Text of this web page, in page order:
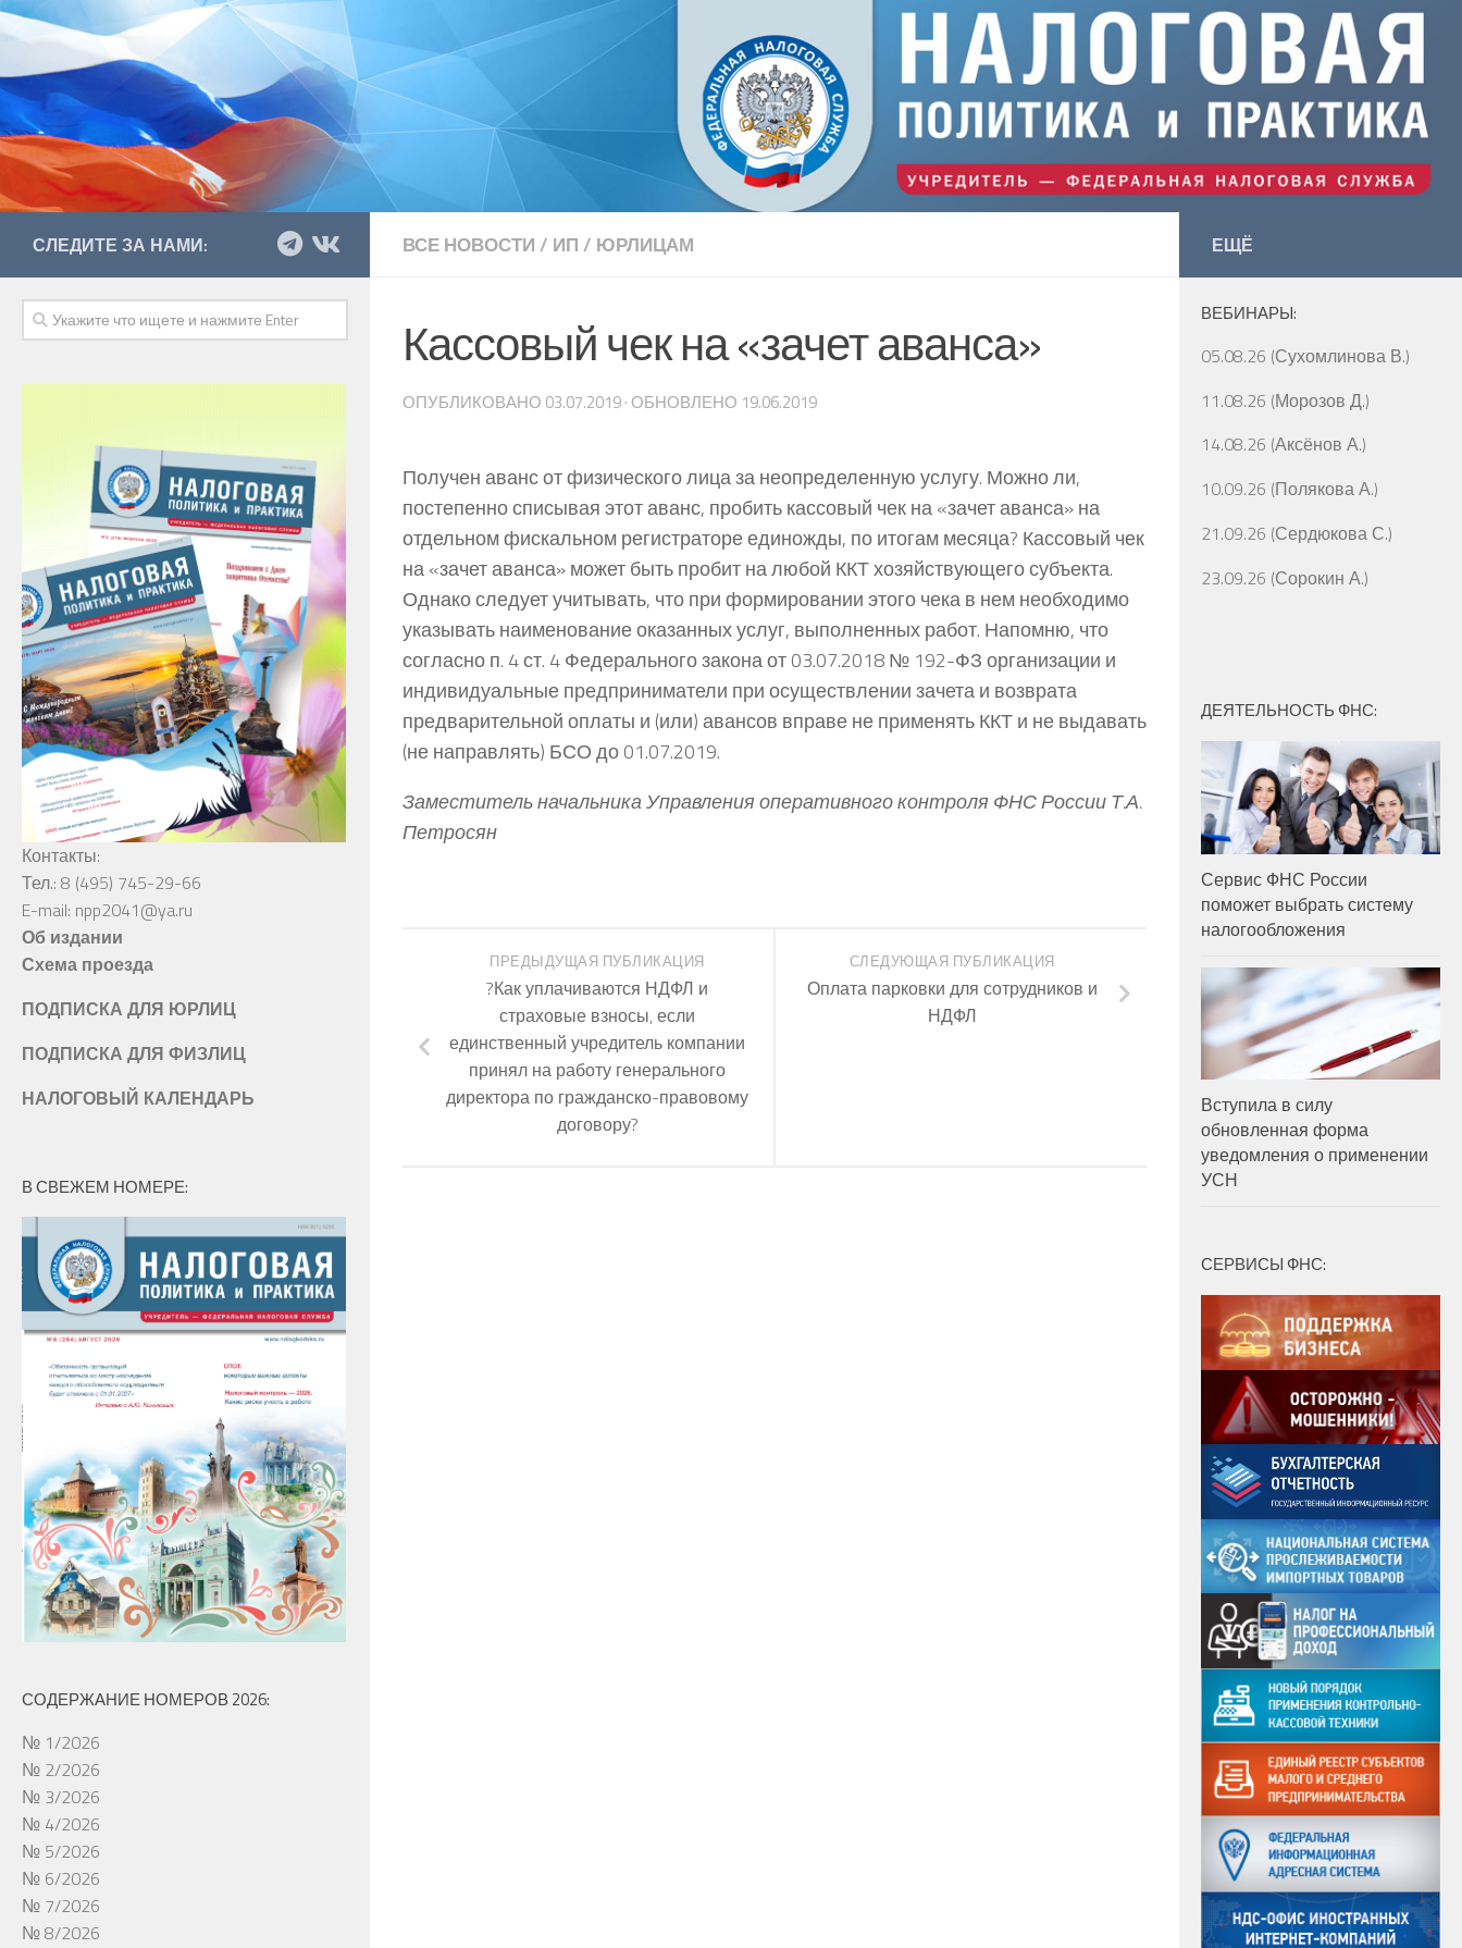
ВСЕ НОВОСТИ/ ИП/ ЮРЛИЦАМ
Кассовый чек на «зачет аванса»
ОПУБЛИКОВАНО 03.07.2019· ОБНОВЛЕНО 19.06.2019
Получен аванс от физического лица за неопределенную услугу. Можно ли,
постепенно списывая этот аванс, пробить кассовый чек на «зачет аванса» на
отдельном фискальном регистраторе единожды, по итогам месяца? Кассовый чек
на «зачет аванса» может быть пробит на любой ККТ хозяйствующего субъекта.
Однако следует учитывать, что при формировании этого чека в нем необходимо
указывать наименование оказанных услуг, выполненных работ. Напомню, что
согласно п. 4 ст. 4 Федерального закона от 03.07.2018 № 192-ФЗ организации и
индивидуальные предприниматели при осуществлении зачета и возврата
предварительной оплаты и (или) авансов вправе не применять ККТ и не выдавать
(не направлять) БСО до 01.07.2019.
Заместитель начальника Управления оперативного контроля ФНС России Т.А.
Петросян
СЛЕДУЮЩАЯ ПУБЛИКАЦИЯ
Оплата парковки для сотрудников и
НДФЛ
ПРЕДЫДУЩАЯ ПУБЛИКАЦИЯ
?Как уплачиваются НДФЛ и
страховые взносы, если
единственный учредитель компании
принял на работу генерального
директора по гражданско-правовому
договору?
СЛЕДИТЕ ЗА НАМИ:
Контакты:
Тел.: 8 (495) 745-29-66
E-mail: npp2041@ya.ru
Об издании
Схема проезда
ПОДПИСКА ДЛЯ ЮРЛИЦ
ПОДПИСКА ДЛЯ ФИЗЛИЦ
НАЛОГОВЫЙ КАЛЕНДАРЬ
В СВЕЖЕМ НОМЕРЕ:
СОДЕРЖАНИЕ НОМЕРОВ 2026:
№ 1/2026
№ 2/2026
№ 3/2026
№ 4/2026
№ 5/2026
№ 6/2026
№ 7/2026
№ 8/2026
ЕЩЁ
ВЕБИНАРЫ:
05.08.26 (Сухомлинова В.)
11.08.26 (Морозов Д.)
14.08.26 (Аксёнов А.)
10.09.26 (Полякова А.)
21.09.26 (Сердюкова С.)
23.09.26 (Сорокин А.)
ДЕЯТЕЛЬНОСТЬ ФНС:
Сервис ФНС России
поможет выбрать систему
налогообложения
Вступила в силу
обновленная форма
уведомления о применении
УСН
СЕРВИСЫ ФНС: